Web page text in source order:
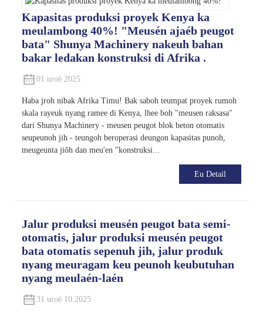
Kapasitas produksi proyek Kenya ka
meulambong 40%! "Meusén ajaéb peugot
bata" Shunya Machinery nakeuh bahan
bakar ledakan konstruksi di Afrika .
01 uroë 2025
Haba jroh nibak Afrika Timu! Bak saboh teumpat proyek rumoh
skala rayeuk nyang ramee di Kenya, lhee boh "meusen raksasa"
dari Shunya Machinery - meusen peugot blok beton otomatis
seupeunoh jih - teungoh beroperasi deungon kapasitas punoh,
meugeunta jiôh dan meu'en "konstruksi...
Eu Detail
Jalur produksi meusén peugot bata semi-
otomatis, jalur produksi meusén peugot
bata otomatis sepenuh jih, jalur produk
nyang meuragam keu peunoh keubutuhan
nyang meulaén-laén
31 uroë 10.2025